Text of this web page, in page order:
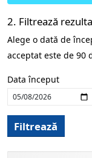
2. Filtrează
Alege o dată de
acceptat este de 90
Data început
Filtrează